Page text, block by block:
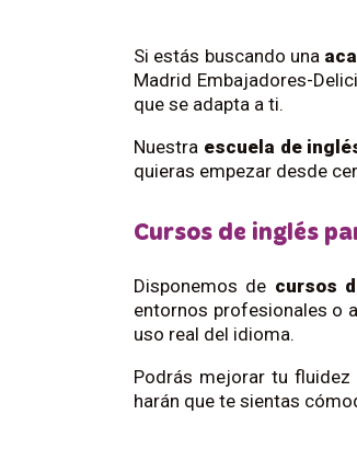
Si estás buscando una
Madrid Embajadores-
que se adapta a ti.
Nuestra escuela de
quieras empezar desde
Cursos de inglés
Disponemos de cursos
entornos profesionales o
uso real del idioma.
Podrás mejorar tu
harán que te sientas